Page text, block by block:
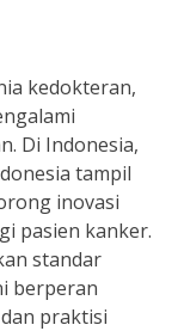
kedokteran,
Di Indonesia,
tampil
inovasi
pasien kanker.
standar
berperan
praktisi